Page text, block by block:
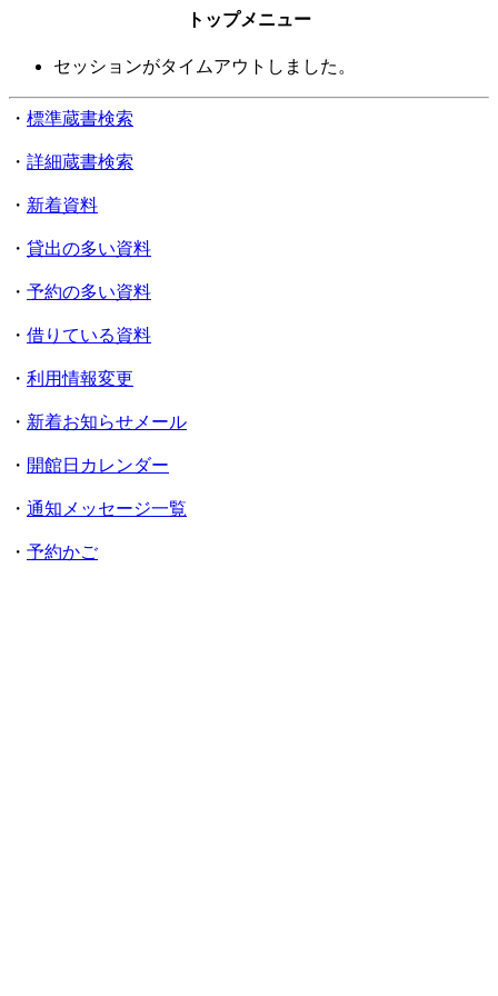
トップメニュー
セッションがタイムアウトしました。
・ 標準蔵書検索
・ 詳細蔵書検索
・ 新着資料
・ 貸出の多い資料
・ 予約の多い資料
・ 借りている資料
・ 利用情報変更
・ 新着お知らせメール
・ 開館日カレンダー
・ 通知メッセージ一覧
・ 予約かご